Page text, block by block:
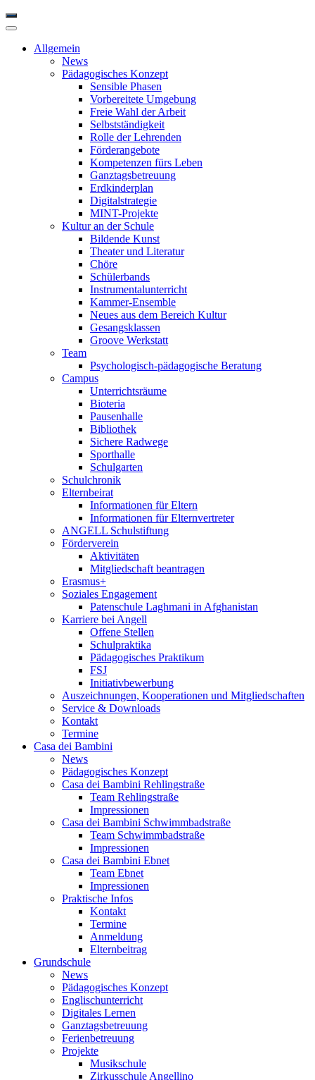
Allgemein
News
Pädagogisches Konzept
Sensible Phasen
Vorbereitete Umgebung
Freie Wahl der Arbeit
Selbstständigkeit
Rolle der Lehrenden
Förderangebote
Kompetenzen fürs Leben
Ganztagsbetreuung
Erdkinderplan
Digitalstrategie
MINT-Projekte
Kultur an der Schule
Bildende Kunst
Theater und Literatur
Chöre
Schülerbands
Instrumentalunterricht
Kammer-Ensemble
Neues aus dem Bereich Kultur
Gesangsklassen
Groove Werkstatt
Team
Psychologisch-pädagogische Beratung
Campus
Unterrichtsräume
Bioteria
Pausenhalle
Bibliothek
Sichere Radwege
Sporthalle
Schulgarten
Schulchronik
Elternbeirat
Informationen für Eltern
Informationen für Elternvertreter
ANGELL Schulstiftung
Förderverein
Aktivitäten
Mitgliedschaft beantragen
Erasmus+
Soziales Engagement
Patenschule Laghmani in Afghanistan
Karriere bei Angell
Offene Stellen
Schulpraktika
Pädagogisches Praktikum
FSJ
Initiativbewerbung
Auszeichnungen, Kooperationen und Mitgliedschaften
Service & Downloads
Kontakt
Termine
Casa dei Bambini
News
Pädagogisches Konzept
Casa dei Bambini Rehlingstraße
Team Rehlingstraße
Impressionen
Casa dei Bambini Schwimmbadstraße
Team Schwimmbadstraße
Impressionen
Casa dei Bambini Ebnet
Team Ebnet
Impressionen
Praktische Infos
Kontakt
Termine
Anmeldung
Elternbeitrag
Grundschule
News
Pädagogisches Konzept
Englischunterricht
Digitales Lernen
Ganztagsbetreuung
Ferienbetreuung
Projekte
Musikschule
Zirkusschule Angellino